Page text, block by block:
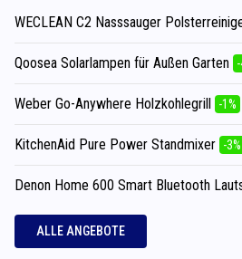
WECLEAN C2 Nasssauger
Qoosea Solarlampen für Außen Garten
Weber Go-Anywhere Holzkohlegrill -1%
KitchenAid Pure Power Standmixer -3%
Denon Home 600 Smart Bluetooth
ALLE ANGEBOTE